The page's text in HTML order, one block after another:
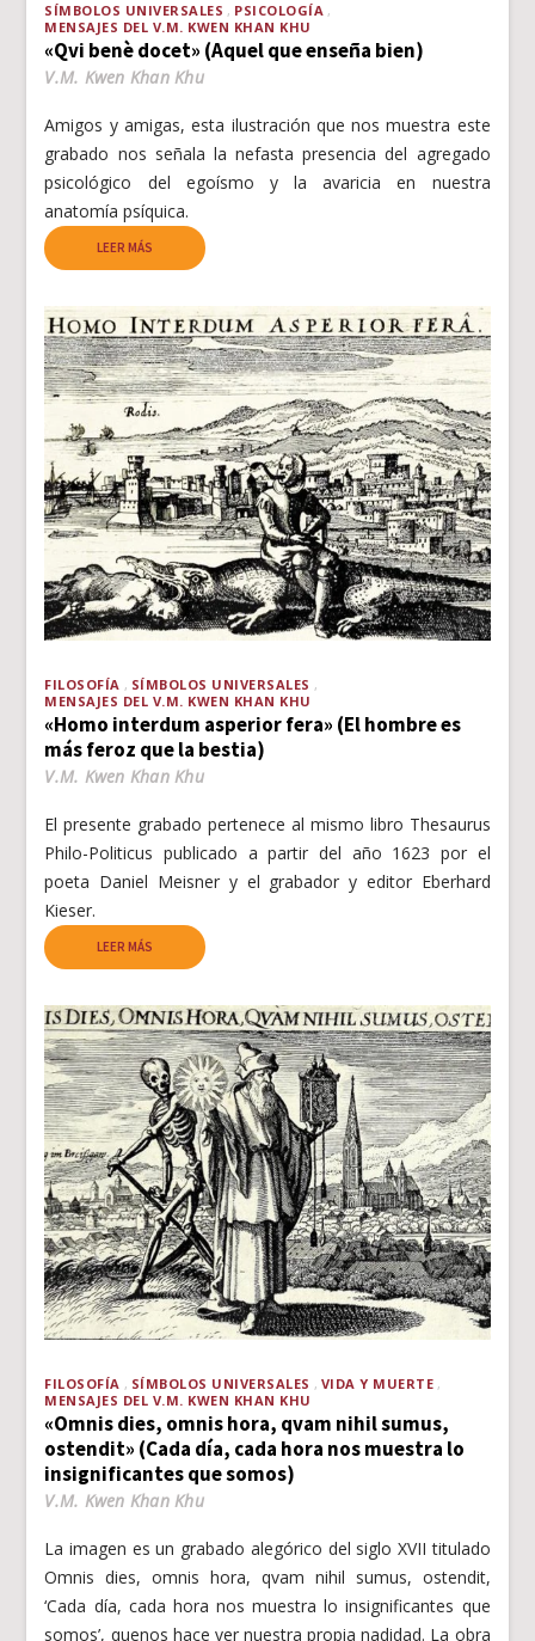
SÍMBOLOS UNIVERSALES
PSICOLOGÍA
MENSAJES DEL V.M. KWEN KHAN KHU
«Qvi benè docet» (Aquel que enseña bien)
V.M. Kwen Khan Khu
Amigos y amigas, esta ilustración que nos muestra este
grabado nos señala la nefasta presencia del agregado
psicológico del egoísmo y la avaricia en nuestra
anatomía psíquica.
LEER MÁS
FILOSOFÍA
SÍMBOLOS UNIVERSALES
MENSAJES DEL V.M. KWEN KHAN KHU
«Homo interdum asperior fera» (El hombre es
más feroz que la bestia)
V.M. Kwen Khan Khu
El presente grabado pertenece al mismo libro Thesaurus
Philo-Politicus publicado a partir del año 1623 por el
poeta Daniel Meisner y el grabador y editor Eberhard
Kieser.
LEER MÁS
FILOSOFÍA SÍMBOLOS UNIVERSALES
VIDA Y MUERTE
MENSAJES DEL V.M. KWEN KHAN KHU
«Omnis dies, omnis hora, qvam nihil sumus,
ostendit» (Cada día, cada hora nos muestra lo
insignificantes que somos)
V.M. Kwen Khan Khu
La imagen es un grabado alegórico del siglo XVII titulado
Omnis dies, omnis hora, qvam nihil sumus, ostendit,
‘Cada día, cada hora nos muestra lo insignificantes que
somos’, quenos hace ver nuestra propia nadidad. La obra